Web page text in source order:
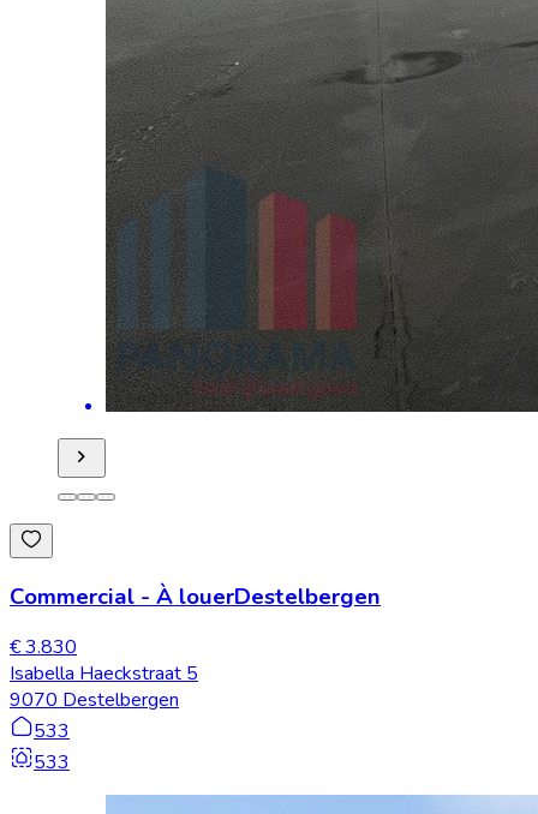
Commercial - À louerDestelbergen
€ 3.830
Isabella Haeckstraat 5
9070 Destelbergen
533
533